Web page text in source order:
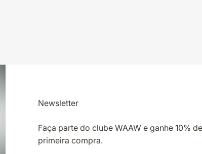
Newsletter
Faça parte do clube WAAW e ganhe 10%
primeira compra.